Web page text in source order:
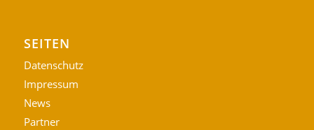
SEITEN
Datenschutz
Impressum
News
Partner